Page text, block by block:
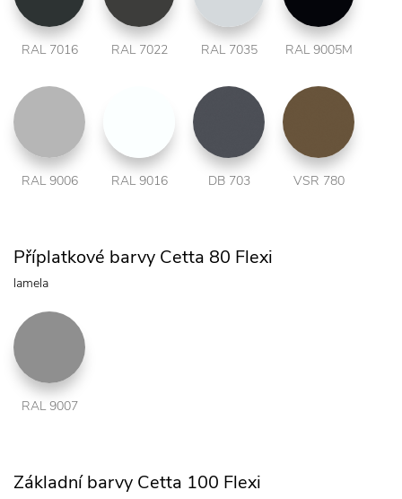
RAL 7016 RAL 7022 RAL 7035 RAL 9005M
RAL 9006 RAL 9016 DB 703 VSR 780
Příplatkové barvy Cetta 80 Flexi
lamela
RAL 9007
Základní barvy Cetta 100 Flexi